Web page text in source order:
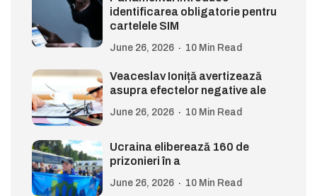
identificarea obligatorie pentru
cartelele SIM
June 26, 2026 10 Min Read
Veaceslav Ioniță avertizează
asupra efectelor negative ale
June 26, 2026 10 Min Read
Ucraina eliberează 160 de
prizonieri în a
June 26, 2026 10 Min Read